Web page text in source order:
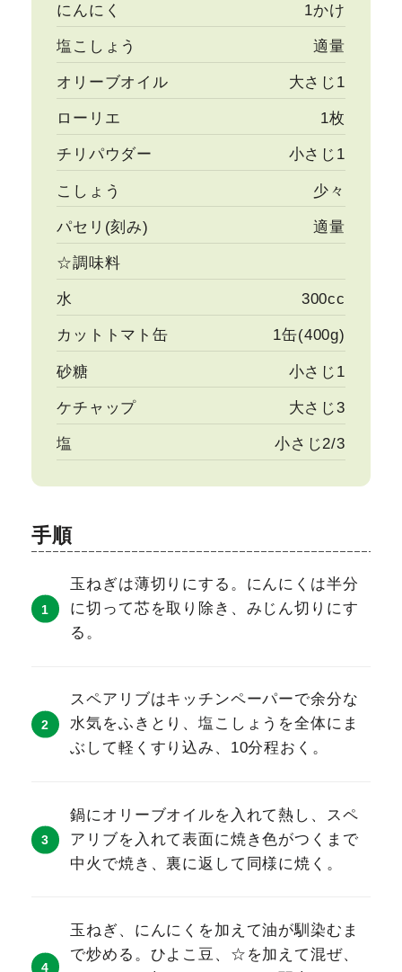
にんにく 1かけ
塩こしょう 適量
オリーブオイル 大さじ1
ローリエ 1枚
チリパウダー 小さじ1
こしょう 少々
パセリ(刻み) 適量
☆調味料
水 300cc
カットトマト缶 1缶(400g)
砂糖 小さじ1
ケチャップ 大さじ3
塩 小さじ2/3
手順
玉ねぎは薄切りにする。にんにくは半分
に切って芯を取り除き、みじん切りにす
る。
スペアリブはキッチンペーパーで余分な
水気をふきとり、塩こしょうを全体にま
ぶして軽くすり込み、10分程おく。
鍋にオリーブオイルを入れて熱し、スペ
アリブを入れて表面に焼き色がつくまで
中火で焼き、裏に返して同様に焼く。
玉ねぎ、にんにくを加えて油が馴染むま
で炒める。ひよこ豆、☆を加えて混ぜ、